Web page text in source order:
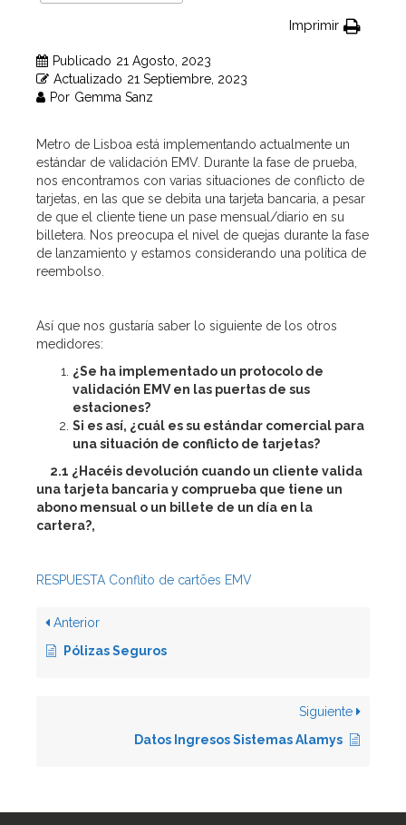
Imprimir
Publicado 21 Agosto, 2023
Actualizado 21 Septiembre, 2023
Por Gemma Sanz
Metro de Lisboa está implementando actualmente un
estándar de validación EMV. Durante la fase de prueba,
nos encontramos con varias situaciones de conflicto de
tarjetas, en las que se debita una tarjeta bancaria, a pesar
de que el cliente tiene un pase mensual/diario en su
billetera. Nos preocupa el nivel de quejas durante la fase
de lanzamiento y estamos considerando una política de
reembolso.
Así que nos gustaría saber lo siguiente de los otros
medidores:
¿Se ha implementado un protocolo de
validación EMV en las puertas de sus
estaciones?
Si es así, ¿cuál es su estándar comercial para
una situación de conflicto de tarjetas?
2.1 ¿Hacéis devolución cuando un cliente valida
una tarjeta bancaria y comprueba que tiene un
abono mensual o un billete de un día en la
cartera?,
RESPUESTA Conflito de cartões EMV
Anterior
Pólizas Seguros
Siguiente
Datos Ingresos Sistemas Alamys